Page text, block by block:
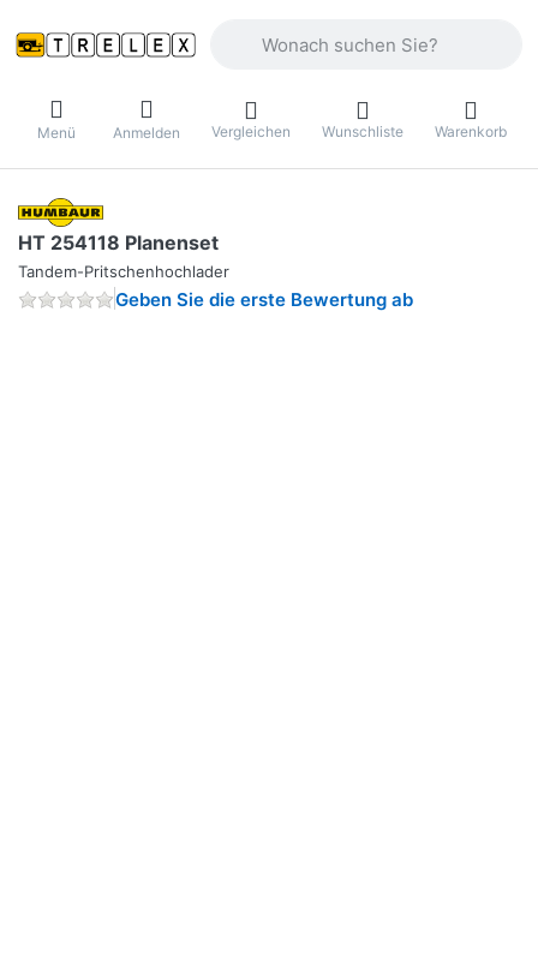
Menü Anmelden Vergleichen Wunschliste Warenkorb
HT 254118 Planenset
Tandem-Pritschenhochlader
Geben Sie die erste Bewertung ab